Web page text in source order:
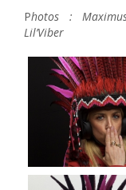
Photos :
Lil’Viber